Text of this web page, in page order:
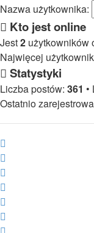
Nazwa użytkownika:
Kto jest online
Jest2 użytkowników
Najwięcej
Statystyki
Liczba postów: 361
Ostatnio